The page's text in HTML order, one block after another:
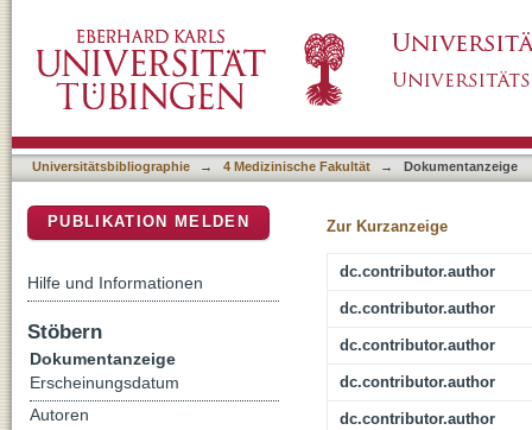
Universitätsbibliographie → 4 Medizinische Fakultät → Dokumentanzeige
Zur Kurzanzeige
dc.contributor.author
dc.contributor.author
dc.contributor.author
dc.contributor.author
dc.contributor.author
PUBLIKATION MELDEN
Hilfe und Informationen
Stöbern
Dokumentanzeige
Erscheinungsdatum
Autoren